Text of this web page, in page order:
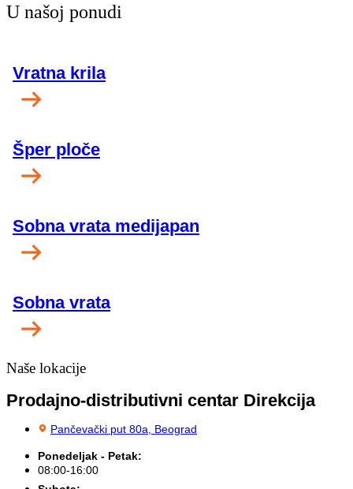
U našoj ponudi
Vratna krila
Šper ploče
Sobna vrata medijapan
Sobna vrata
Naše lokacije
Prodajno-distributivni centar Direkcija
Pančevački put 80a, Beograd
Ponedeljak - Petak:
08:00-16:00